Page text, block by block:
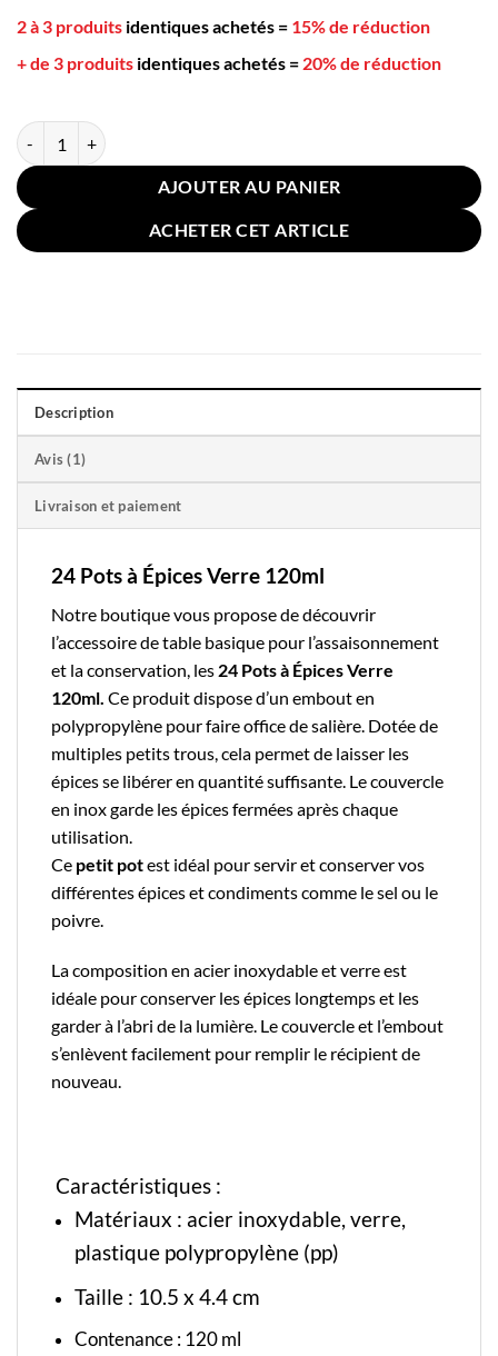
2 à 3 produits identiques achetés = 15% de réduction
+ de 3 produits identiques achetés = 20% de réduction
quantité de 24 Pots à Épices Verre 120ml
AJOUTER AU PANIER
ACHETER CET ARTICLE
Description
Avis (1)
Livraison et paiement
24 Pots à Épices Verre 120ml
Notre boutiquevous propose de découvrir
l’accessoire de table basique pour l’assaisonnement
et la conservation, les 24 Pots à Épices Verre
120ml. Ce produit dispose d’un embout en
polypropylène pour faire office de salière. Dotée de
multiples petits trous, cela permet de laisser les
épices se libérer en quantité suffisante. Le couvercle
en inox garde les épices fermées après chaque
utilisation.
Ce petit potest idéal pour servir et conserver vos
différentes épices et condiments comme le sel ou le
poivre.
La composition en acier inoxydable et verre est
idéale pour conserver les épices longtemps et les
garder à l’abri de la lumière. Le couvercle et l’embout
s’enlèvent facilement pour remplir le récipient de
nouveau.
Caractéristiques :
Matériaux : acier inoxydable, verre,
plastique polypropylène (pp)
Taille : 10.5 x 4.4 cm
Contenance : 120 ml